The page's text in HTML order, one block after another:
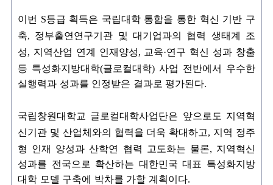
이번 S등급 획득은 국립대학 통합을 통한 혁신 기반 구
축, 정부출연연구기관 및 대기업과의 협력 생태계 조
성, 지역산업 연계 인재양성, 교육·연구 혁신 성과 창출
등 특성화지방대학(글로컬대학) 사업 전반에서 우수한
실행력과 성과를 인정받은 결과로 평가된다.
국립창원대학교 글로컬대학사업단은 앞으로도 지역혁
신기관 및 산업체와의 협력을 더욱 확대하고, 지역 정주
형 인재 양성과 산학연 협력 고도화는 물론, 지역혁신
성과를 전국으로 확산하는 대한민국 대표 특성화지방
대학 모델 구축에 박차를 가할 계획이다.